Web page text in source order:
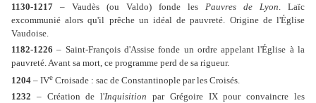
1130-1217 – Vaudès (ou Valdo) fonde les Pauvres de Lyon . Laïc
excommunié alors qu'il prêche un idéal de pauvreté. Origine de l'Église
Vaudoise.
1182-1226 – Saint-François d'Assise fonde un ordre appelant l'Église à la
pauvreté. Avant sa mort, ce programme perd de sa rigueur.
1204 – IVe Croisade : sac de Constantinople par les Croisés.
1232 – Création de l'Inquisition par Grégoire IX pour convaincre les